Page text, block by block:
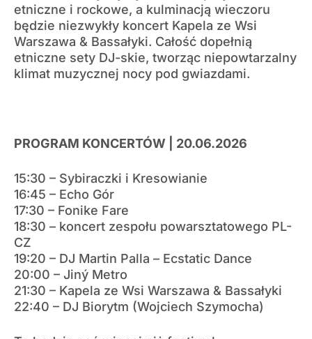
etniczne i rockowe, a kulminacją wieczoru
będzie niezwykły koncert Kapela ze Wsi
Warszawa & Bassałyki. Całość dopełnią
etniczne sety DJ-skie, tworząc niepowtarzalny
klimat muzycznej nocy pod gwiazdami.
PROGRAM KONCERTÓW | 20.06.2026
15:30 – Sybiraczki i Kresowianie
16:45 – Echo Gór
17:30 – Fonike Fare
18:30 – koncert zespołu powarsztatowego PL-
CZ
19:20 – DJ Martin Palla – Ecstatic Dance
20:00 – Jiný Metro
21:30 – Kapela ze Wsi Warszawa & Bassałyki
22:40 – DJ Biorytm (Wojciech Szymocha)